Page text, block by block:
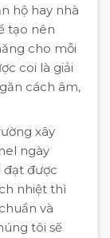
hộ hay nhà
tạo nên
cho mỗi
coi là giải
cách âm,
xây
ngày
đạt được
nhiệt thì
và
tôi sẽ